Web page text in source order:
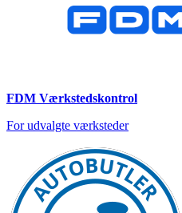
FDM Værkstedskontrol
For udvalgte værksteder